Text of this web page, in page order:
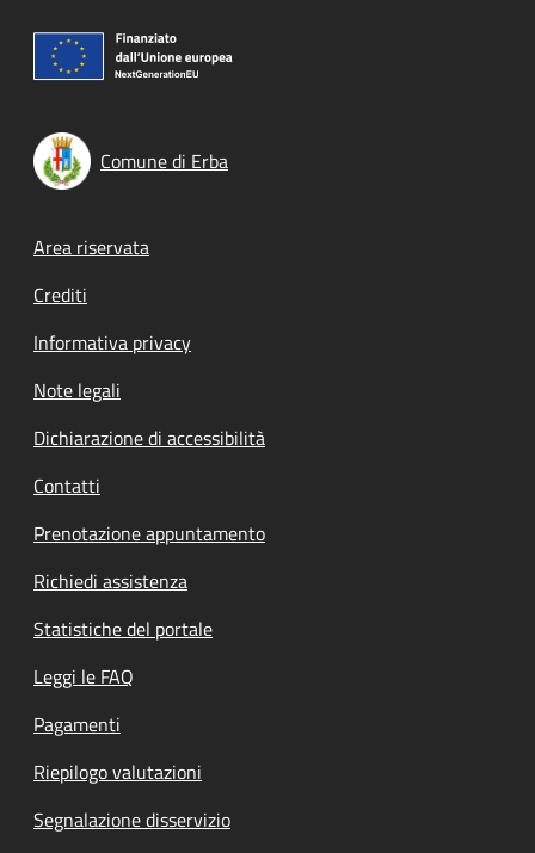
Comune di Erba
Footer menu
Area riservata
Crediti
Informativa privacy
Note legali
Dichiarazione di accessibilità
Contatti
Prenotazione appuntamento
Richiedi assistenza
Statistiche del portale
Leggi le FAQ
Pagamenti
Riepilogo valutazioni
Segnalazione disservizio